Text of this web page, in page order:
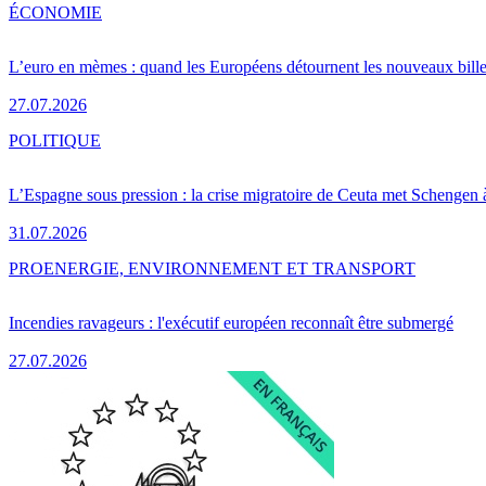
L’euro en mèmes : quand les Européens détournent les nouveaux
27.07.2026
ÉCONOMIE
L’Espagne sous pression : la crise migratoire de Ceuta met Schengen
31.07.2026
POLITIQUE
Incendies ravageurs : l'exécutif européen reconnaît être submergé
27.07.2026
PROENERGIE, ENVIRONNEMENT ET TRANSPORT